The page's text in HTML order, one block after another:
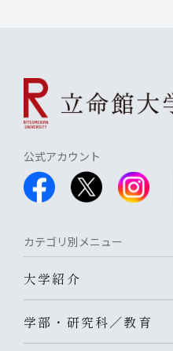
公式アカウント
カテゴリ別メニュー
大学紹介
学部・研究科／教育